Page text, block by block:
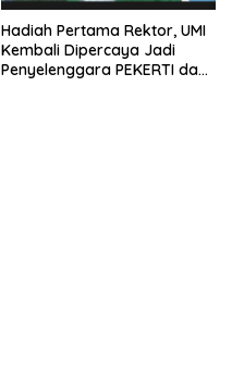
Hadiah Pertama Rektor, UMI
Kembali Dipercaya Jadi
Penyelenggara PEKERTI dan